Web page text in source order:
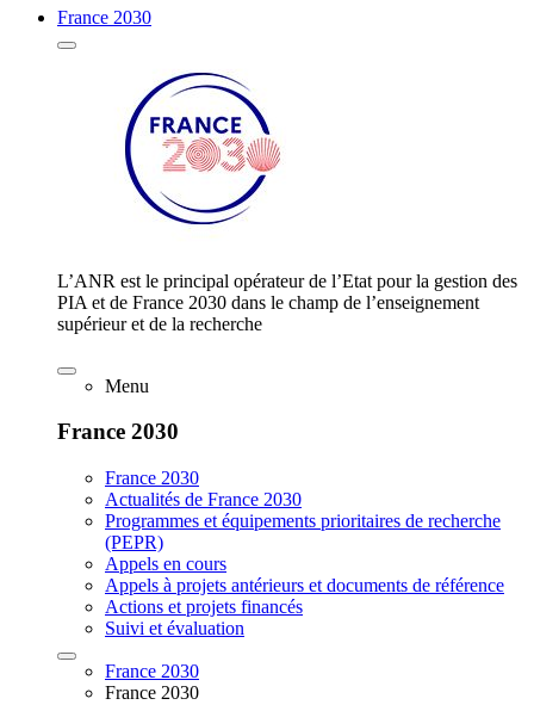
France 2030
L’ANR est le principal opérateur de l’Etat pour la gestion des
PIA et de France 2030 dans le champ de l’enseignement
supérieur et de la recherche
Menu
France 2030
France 2030
Actualités de France 2030
Programmes et équipements prioritaires de recherche
(PEPR)
Appels en cours
Appels à projets antérieurs et documents de référence
Actions et projets financés
Suivi et évaluation
France 2030
France 2030